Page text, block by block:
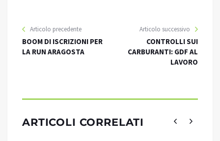
Articolo precedente
BOOM DI ISCRIZIONI PER
LA RUN ARAGOSTA
Articolo successivo
CONTROLLI SUI
CARBURANTI: GDF AL
LAVORO
ARTICOLI CORRELATI